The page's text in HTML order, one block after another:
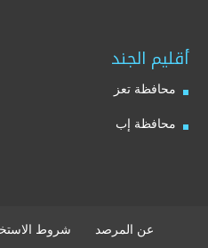
أقليم الجند
محافظة تعز
محافظة إب
عن المرصد شروط